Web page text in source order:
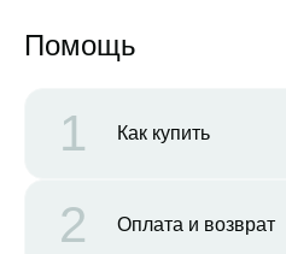
Помощь
1 Как купить
2 Оплата и возврат